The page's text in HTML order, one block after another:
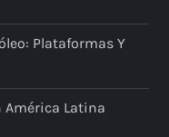
Plataformas Y
América Latina